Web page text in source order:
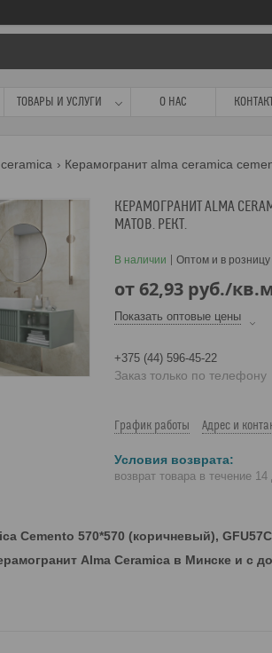
ТОВАРЫ И УСЛУГИ О НАС
Керамогранит alma ceramica
КЕРАМОГРАНИТ ALMA
МАТОВ. РЕКТ.
В наличии Оптом и в розницу
от62,93 руб./
Показать оптовые цены
+375 (44) 596-45-22
Заказ только по телефону
График работы Адрес и
возврат товара в течение 14
Cemento 570*570 (коричневый),
Alma Ceramica в Минске и с